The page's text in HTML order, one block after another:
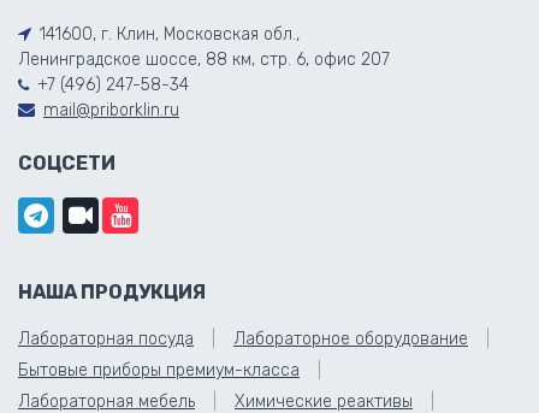
141600, г. Клин, Московская обл.,
Ленинградское шоссе, 88 км, стр. 6, офис 207
+7 (496) 247-58-34
mail@priborklin.ru
СОЦСЕТИ
НАША ПРОДУКЦИЯ
Лабораторная посуда
Лабораторное оборудование
Бытовые приборы премиум-класса
Лабораторная мебель
Химические реактивы